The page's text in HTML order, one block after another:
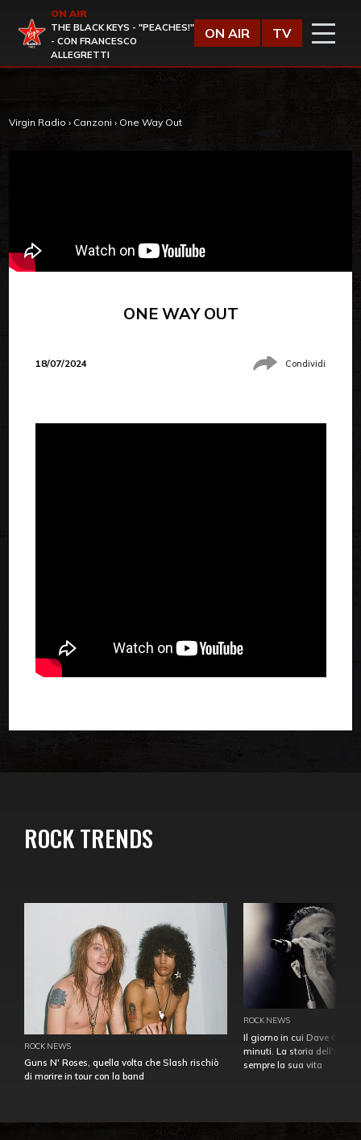
Virgin Radio
ON AIR
THE BLACK KEYS - "PEACHES!"
- CON FRANCESCO
ALLEGRETTI
ON AIR TV
Virgin Radio › Canzoni › One Way Out
ONE WAY OUT
18/07/2024 Condividi
ROCK TRENDS
ROCK NEWS
Guns N' Roses, quella volta che Slash rischiò
di morire in tour con la band
ROCK NEWS
Il giorno in cui Dave
minuti. La storia
sempre la sua vita